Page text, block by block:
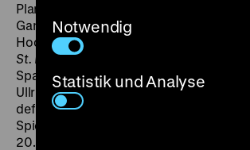
Plansequenz durchwühlt liebevoll eine
Gangsterkneipe. Ein Sammelsurium
Hochbaum-Motiven
St. Pauli, Schaugeschäft nach
Spaltung und Visionen wie ausDie
Ullrichs energischem Schauspiel
definitiven Versionen von Hochbaums
Spielraum ringenden Hauptfiguren.
20.30 Uhr + SO 22.03. um 20 Uhr
Notwendig
Statistik und Analyse